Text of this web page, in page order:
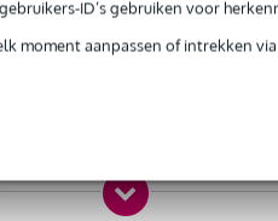
ID’s gebruiken voor
moment aanpassen of intrekken
deel
kg